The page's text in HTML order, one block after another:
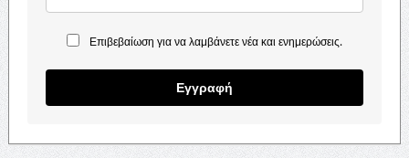
Επιβεβαίωση για να λαμβάνετε νέα και ενημερώσεις.
Εγγραφή